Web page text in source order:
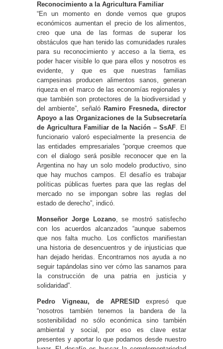
Reconocimiento a la Agricultura Familiar
“En un momento en donde vemos que grupos
económicos aumentan el precio de los alimentos,
creo que una de las formas de superar los
obstáculos que han tenido las comunidades rurales
para su reconocimiento y acceso a la tierra, es
poder hacer visible lo que para ellos y nosotros es
evidente, y que es que nuestras familias
campesinas producen alimentos sanos, generan
riqueza en el marco de las economías regionales y
que también son protectores de la biodiversidad y
del ambiente”, señaló Ramiro Fresneda, director
Apoyo a las Organizaciones de la Subsecretaría
de Agricultura Familiar de la Nación – SsAF. El
funcionario valoró especialmente la presencia de
las entidades empresariales “porque creemos que
con el dialogo será posible reconocer que en la
Argentina no hay un solo modelo productivo, sino
que hay muchos campos. El desafío es trabajar
políticas públicas fuertes para que las reglas del
mercado no se impongan sobre las reglas del
estado de derecho”, indicó.
Monseñor Jorge Lozano, se mostró satisfecho
con los acuerdos alcanzados “aunque sabemos
que nos falta mucho. Los conflictos manifiestan
una historia de desencuentros y de injusticias que
han dejado heridas. Encontrarnos nos ayuda a no
seguir tapándolas sino ver cómo las sanamos para
la construcción de una patria en justicia y
solidaridad”.
Pedro Vigneau, de APRESIDexpresó que
“nosotros también tenemos la bandera de la
sostenibilidad no sólo económica sino también
ambiental y social, por eso es clave estar
presentes y aportar lo que podamos desde nuestro